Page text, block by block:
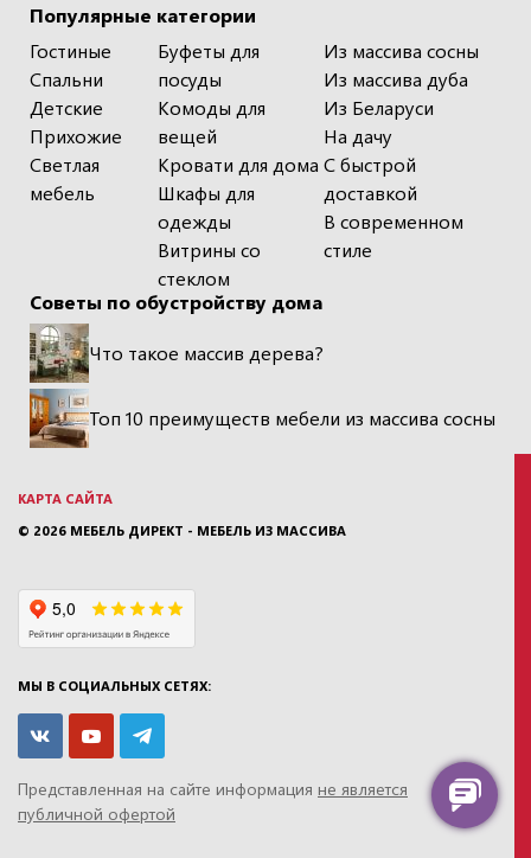
Популярные категории
Гостиные
Спальни
Детские
Прихожие
Светлая
мебель
Буфеты для
посуды
Комоды для
вещей
Кровати для дома
Шкафы для
одежды
Витрины со
стеклом
Из массива сосны
Из массива дуба
Из Беларуси
На дачу
С быстрой
доставкой
В современном
стиле
Советы по обустройству дома
Что такое массив дерева?
Топ 10 преимуществ мебели из массива сосны
КАРТА САЙТА
© 2026 МЕБЕЛЬ ДИРЕКТ - МЕБЕЛЬ ИЗ МАССИВА
МЫ В СОЦИАЛЬНЫХ СЕТЯХ:
Представленная на сайте информация не является
публичной офертой